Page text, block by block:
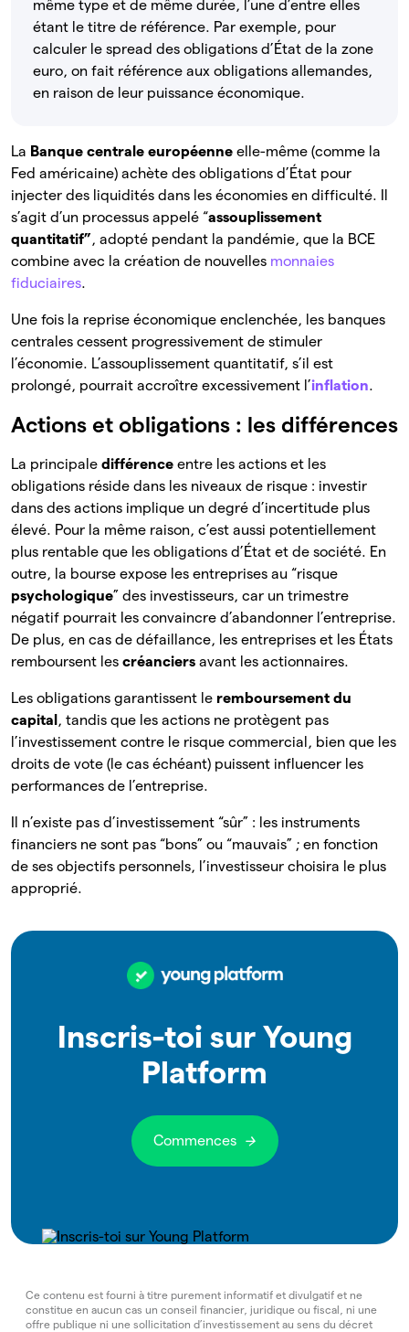
même type et de même durée, l’une d’entre elles
étant le titre de référence. Par exemple, pour
calculer le spread des obligations d’État de la zone
euro, on fait référence aux obligations allemandes,
en raison de leur puissance économique.
La Banque centrale européenne elle-même (comme la
Fed américaine) achète des obligations d’État pour
injecter des liquidités dans les économies en difficulté. Il
s’agit d’un processus appelé “assouplissement
quantitatif”, adopté pendant la pandémie, que la BCE
combine avec la création de nouvelles monnaies
fiduciaires.
Une fois la reprise économique enclenchée, les banques
centrales cessent progressivement de stimuler
l’économie. L’assouplissement quantitatif, s’il est
prolongé, pourrait accroître excessivement l’inflation.
Actions et obligations : les différences
La principale différence entre les actions et les
obligations réside dans les niveaux de risque : investir
dans des actions implique un degré d’incertitude plus
élevé. Pour la même raison, c’est aussi potentiellement
plus rentable que les obligations d’État et de société. En
outre, la bourse expose les entreprises au “risque
psychologique” des investisseurs, car un trimestre
négatif pourrait les convaincre d’abandonner l’entreprise.
De plus, en cas de défaillance, les entreprises et les États
remboursent les créanciers avant les actionnaires.
Les obligations garantissent le remboursement du
capital , tandis que les actions ne protègent pas
l’investissement contre le risque commercial, bien que les
droits de vote (le cas échéant) puissent influencer les
performances de l’entreprise.
Il n’existe pas d’investissement “sûr” : les instruments
financiers ne sont pas “bons” ou “mauvais” ; en fonction
de ses objectifs personnels, l’investisseur choisira le plus
approprié.
Inscris-toi sur Young
Platform
Commences
Ce contenu est fourni à titre purement informatif et divulgatif et ne
constitue en aucun cas un conseil financier, juridique ou fiscal, ni une
offre publique ni une sollicitation d’investissement au sens du décret